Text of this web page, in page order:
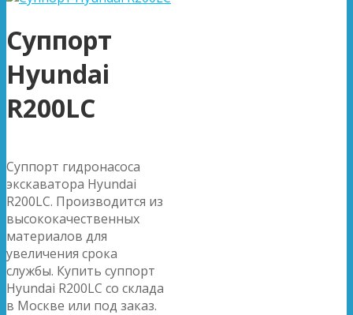
Суппорт
Hyundai
R200LC
Суппорт гидронасоса
экскаватора Hyundai
R200LC. Производится из
высококачественных
материалов для
увеличения срока
службы. Купить суппорт
Hyundai R200LC со склада
в Москве или под заказ.